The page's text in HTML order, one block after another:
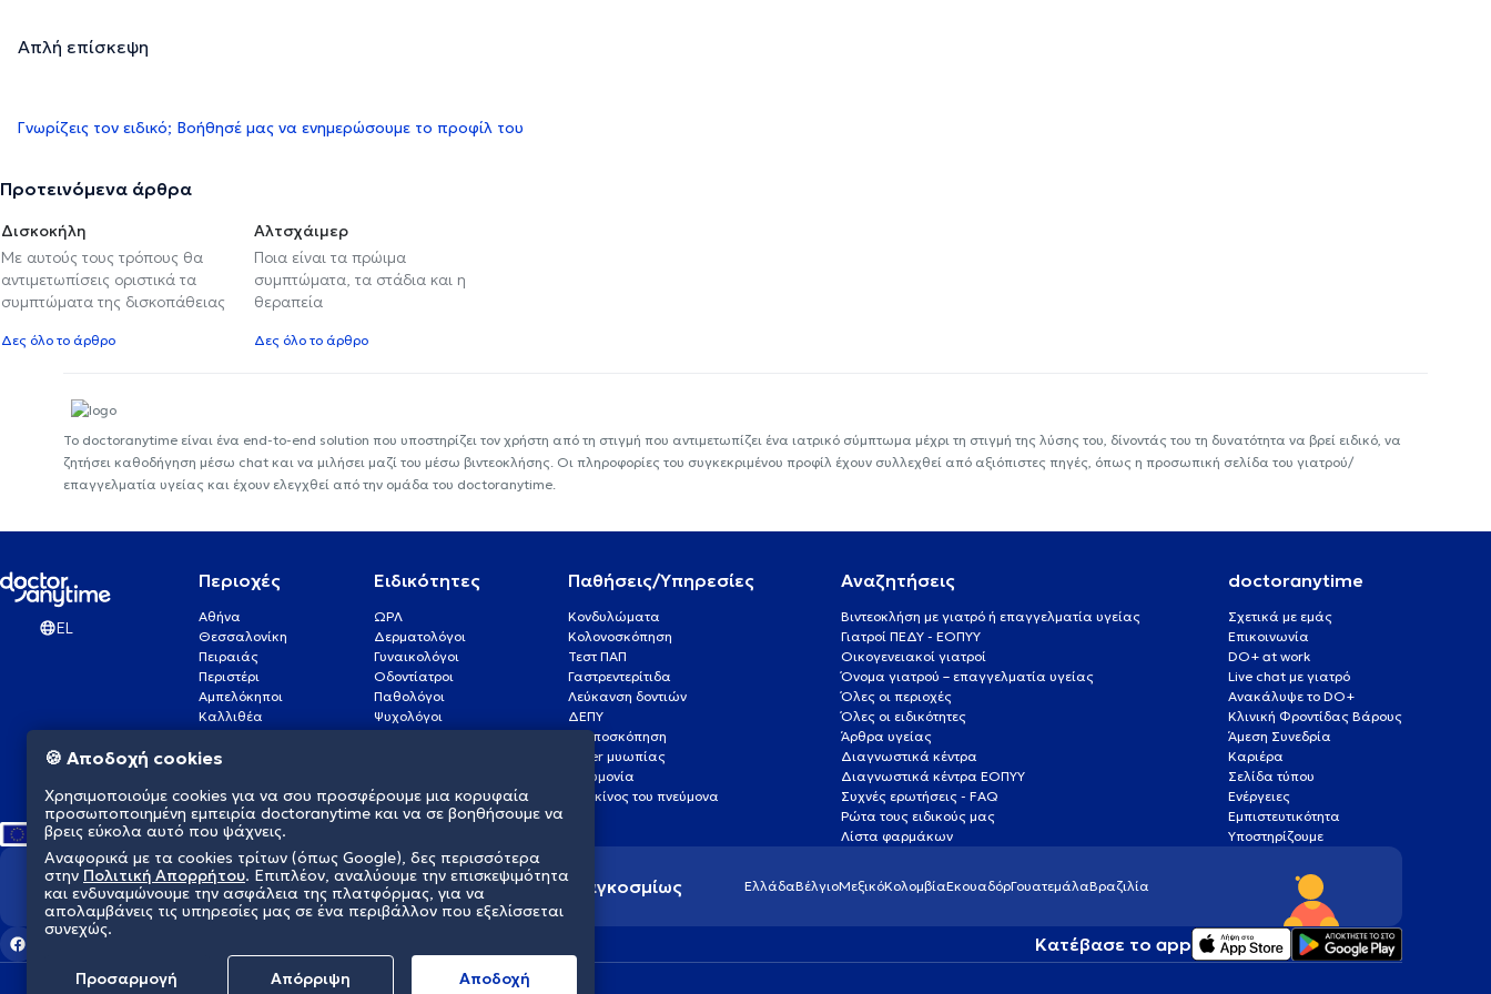
Απλή επίσκεψη
Γνωρίζεις τον ειδικό; Βοήθησέ μας να ενημερώσουμε το προφίλ του
Προτεινόμενα άρθρα
Δισκοκήλη
Με αυτούς τους τρόπους θα
αντιμετωπίσεις οριστικά τα
συμπτώματα της δισκοπάθειας
Δες όλο το άρθρο
Αλτσχάιμερ
Ποια είναι τα πρώιμα
συμπτώματα, τα στάδια και η
θεραπεία
Δες όλο το άρθρο
Το doctoranytime είναι ένα end-to-end solution που υποστηρίζει τον χρήστη από τη στιγμή που αντιμετωπίζει ένα ιατρικό σύμπτωμα μέχρι τη στιγμή της λύσης του, δίνοντάς του τη δυνατότητα να βρεί ειδικό, να
ζητήσει καθοδήγηση μέσω chat και να μιλήσει μαζί του μέσω βιντεοκλήσης. Οι πληροφορίες του συγκεκριμένου προφίλ έχουν συλλεχθεί από αξιόπιστες πηγές, όπως η προσωπική σελίδα του γιατρού/
επαγγελματία υγείας και έχουν ελεγχθεί από την ομάδα του doctoranytime.
EL
Περιοχές
Αθήνα
Θεσσαλονίκη
Πειραιάς
Περιστέρι
Αμπελόκηποι
Καλλιθέα
Γλυφάδα
Νέα Σμύρνη
Ειδικότητες
ΩΡΛ
Δερματολόγοι
Γυναικολόγοι
Οδοντίατροι
Παθολόγοι
Ψυχολόγοι
Καρδιολόγοι
Παθήσεις/Υπηρεσίες
Κονδυλώματα
Κολονοσκόπηση
Τεστ ΠΑΠ
Γαστρεντερίτιδα
Λεύκανση δοντιών
ΔΕΠΥ
Κολποσκόπηση
Laser μυωπίας
Πνευμονία
Καρκίνος του πνεύμονα
Αναζητήσεις
Βιντεοκλήση με γιατρό ή επαγγελματία υγείας
Γιατροί ΠΕΔΥ - ΕΟΠΥΥ
Οικογενειακοί γιατροί
Όνομα γιατρού – επαγγελματία υγείας
Όλες οι περιοχές
Όλες οι ειδικότητες
Άρθρα υγείας
Διαγνωστικά κέντρα
Διαγνωστικά κέντρα ΕΟΠΥΥ
Συχνές ερωτήσεις - FAQ
Ρώτα τους ειδικούς μας
Λίστα φαρμάκων
doctoranytime
Σχετικά με εμάς
Επικοινωνία
DO+ at work
Live chat με γιατρό
Ανακάλυψε το DO+
Κλινική Φροντίδας Βάρους
Άμεση Συνεδρία
Καριέρα
Σελίδα τύπου
Ενέργειες
Εμπιστευτικότητα
Υποστηρίζουμε
Διαμορφώνουμε το μέλλον της υγείας παγκοσμίως ΕλλάδαΒέλγιοΜεξικόΚολομβίαΕκουαδόρΓουατεμάλαΒραζιλία
Κατέβασε το app
🍪 Αποδοχή cookies
Χρησιμοποιούμε cookies για να σου προσφέρουμε μια κορυφαία
προσωποποιημένη εμπειρία doctoranytime και να σε βοηθήσουμε να
βρεις εύκολα αυτό που ψάχνεις.
Αναφορικά με τα cookies τρίτων (όπως Google), δες περισσότερα
στην Πολιτική Απορρήτου. Επιπλέον, αναλύουμε την επισκεψιμότητα
και ενδυναμώνουμε την ασφάλεια της πλατφόρμας, για να
απολαμβάνεις τις υπηρεσίες μας σε ένα περιβάλλον που εξελίσσεται
συνεχώς.
Προσαρμογή Απόρριψη Aποδοχή